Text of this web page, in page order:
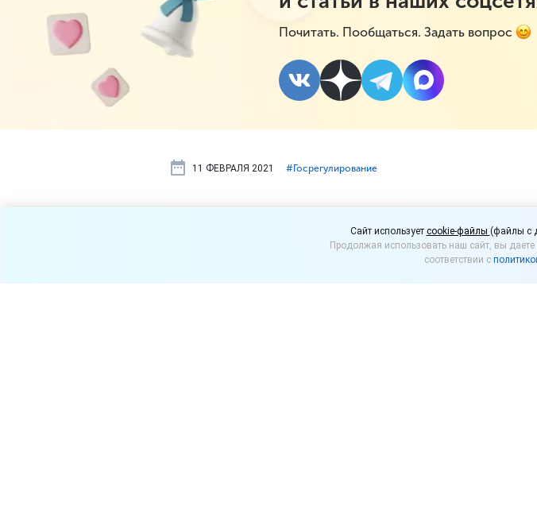
Почитать. Пообщаться. Задать вопрос
11 ФЕВРАЛЯ 2021 #⁣Госрегулирование
Из магазинов могут
Cайт использует cookie-файлы (файлы с
Продолжая использовать наш сайт, вы
соответствии с